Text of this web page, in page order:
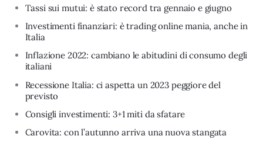
Tassi sui mutui: è stato record tra gennaio e giugno
Investimenti finanziari: è trading online mania, anche in
Italia
Inflazione 2022: cambiano le abitudini di consumo degli
italiani
Recessione Italia: ci aspetta un 2023 peggiore del
previsto
Consigli investimenti: 3+1 miti da sfatare
Carovita: con l’autunno arriva una nuova stangata